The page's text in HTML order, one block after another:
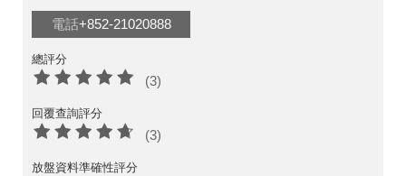
電話+852-21020888
總評分
(3)
回覆查詢評分
(3)
放盤資料準確性評分